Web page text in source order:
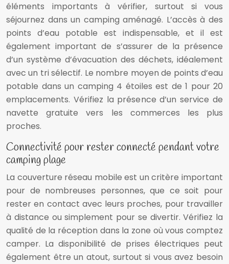
éléments importants à vérifier, surtout si vous
séjournez dans un camping aménagé. L’accès à des
points d’eau potable est indispensable, et il est
également important de s’assurer de la présence
d’un système d’évacuation des déchets, idéalement
avec un tri sélectif. Le nombre moyen de points d’eau
potable dans un camping 4 étoiles est de 1 pour 20
emplacements. Vérifiez la présence d’un service de
navette gratuite vers les commerces les plus
proches.
Connectivité pour rester connecté pendant votre
camping plage
La couverture réseau mobile est un critère important
pour de nombreuses personnes, que ce soit pour
rester en contact avec leurs proches, pour travailler
à distance ou simplement pour se divertir. Vérifiez la
qualité de la réception dans la zone où vous comptez
camper. La disponibilité de prises électriques peut
également être un atout, surtout si vous avez besoin